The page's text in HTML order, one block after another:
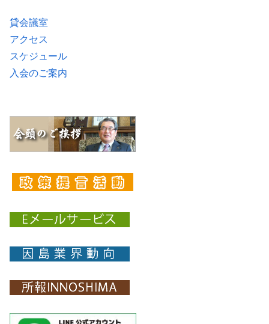
貸会議室
アクセス
スケジュール
入会のご案内